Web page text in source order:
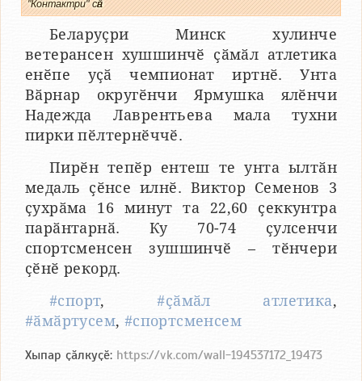
"Контактри" сӑн
Беларуҫри Минск хулинче
ветерансен хушшинчӗ ҫӑмӑл атлетика
енӗпе уҫӑ чемпионат иртнӗ. Унта
Вӑрнар округӗнчи Ярмушка ялӗнчи
Надежда Лаврентьева мала тухни
пирки пӗлтернӗччӗ.
Пирӗн тепӗр ентеш те унта ылтӑн
медаль ҫӗнсе илнӗ. Виктор Семенов 3
ҫухрӑма 16 минут та 22,60 ҫеккунтра
парӑнтарнӑ. Ку 70-74 ҫулсенчи
спортсменсен зушшинчӗ – тӗнчери
ҫӗнӗ рекорд.
#спорт,#ҫӑмӑл атлетика,
#ӑмӑртусем, #спортсменсем
Хыпар ҫӑлкуҫӗ: https://vk.com/wall-194537172_19473